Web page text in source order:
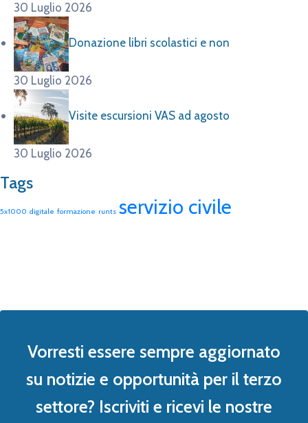
30 Luglio 2026
Donazione libri scolastici e non
30 Luglio 2026
Visite escursioni VAS ad agosto
30 Luglio 2026
Tags
5x1000 digitale formazione runts servizio civile
Vorresti essere sempre aggiornato
su notizie e opportunità per il terzo
settore? Iscriviti e ricevi le nostre